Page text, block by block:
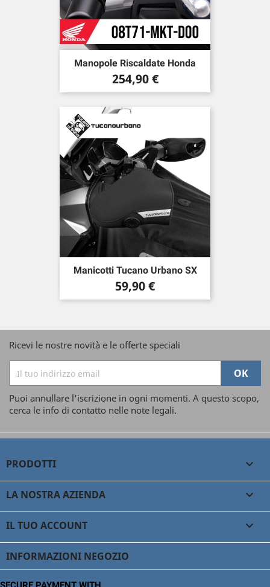
Manopole Riscaldate Honda
Prezzo
254,90 €
Manicotti Tucano Urbano SX
Prezzo
59,90 €
Ricevi le nostre novità e le offerte speciali
Puoi annullare l'iscrizione in ogni momenti. A questo scopo,
cerca le info di contatto nelle note legali.
PRODOTTI 
LA NOSTRA AZIENDA 
IL TUO ACCOUNT 
INFORMAZIONI NEGOZIO